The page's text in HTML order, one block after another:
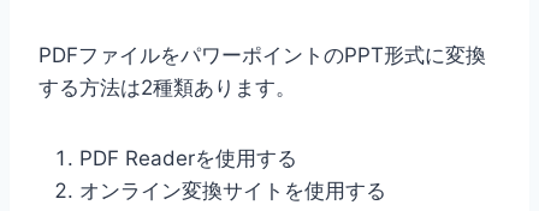
PDFファイルをパワーポイントのPPT形式に変換
する方法は2種類あります。
PDF Readerを使用する
オンライン変換サイトを使用する